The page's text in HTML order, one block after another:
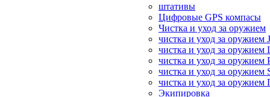
штативы
Цифровые GPS компасы
Чистка и уход за оружием
чистка и уход за оружием
чистка и уход за оружием
чистка и уход за оружием
чистка и уход за оружием
чистка и уход за
Экипировка